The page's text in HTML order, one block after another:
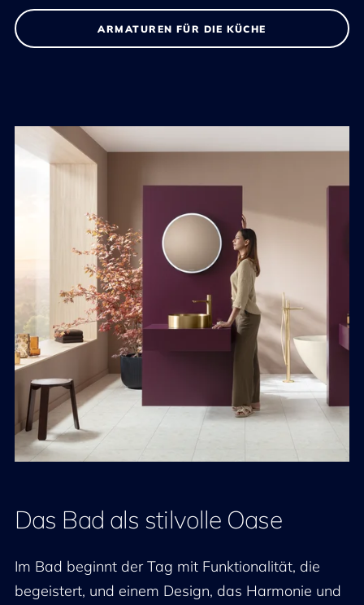
ARMATUREN FÜR DIE KÜCHE
Das Bad als stilvolle Oase
Im Bad beginnt der Tag mit Funktionalität, die
begeistert, und einem Design, das Harmonie und